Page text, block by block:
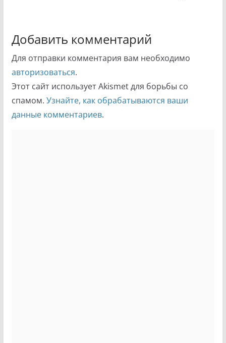
Добавить комментарий
Для отправки комментария вам необходимо
авторизоваться.
Этот сайт использует Akismet для борьбы со
спамом. Узнайте, как обрабатываются ваши
данные комментариев.